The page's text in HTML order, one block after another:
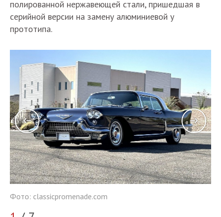
полированной нержавеющей стали, пришедшая в
серийной версии на замену алюминиевой у
прототипа.
Фото: classicpromenade.com